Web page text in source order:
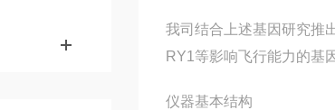
我司结合上述基因研究推
RY1等影响飞行能力的基
仪器基本结构